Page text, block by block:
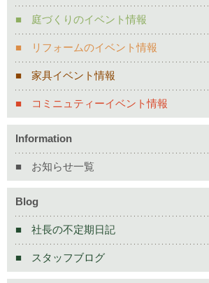
庭づくりのイベント情報
リフォームのイベント情報
家具イベント情報
コミニュティーイベント情報
Information
お知らせ一覧
Blog
社長の不定期日記
スタッフブログ